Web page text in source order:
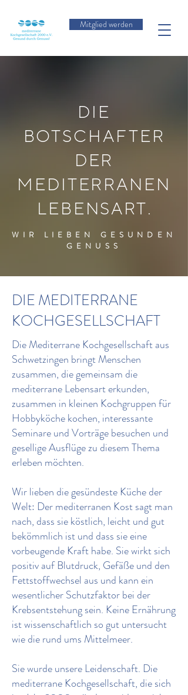
Mitglied werden
DIE
BOTSCHAFTER
DER
MEDITERRANEN
LEBENSART.
WIR LIEBEN GESUNDEN
GENUSS
DIE MEDITERRANE
KOCHGESELLSCHAFT
Die Mediterrane Kochgesellschaft aus
Schwetzingen bringt Menschen
zusammen, die gemeinsam die
mediterrane Lebensart erkunden,
zusammen in kleinen Kochgruppen für
Hobbyköche kochen, interessante
Seminare und Vorträge besuchen und
gesellige Ausflüge zu diesem Thema
erleben möchten.
Wir lieben die gesündeste Küche der
Welt: Der mediterranen Kost sagt man
nach, dass sie köstlich, leicht und gut
bekömmlich ist und dass sie eine
vorbeugende Kraft habe. Sie wirkt sich
positiv auf Blutdruck, Gefäße und den
Fettstoffwechsel aus und kann ein
wesentlicher Schutzfaktor bei der
Krebsentstehung sein. Keine Ernährung
ist wissenschaftlich so gut untersucht
wie die rund ums Mittelmeer.
Sie wurde unsere Leidenschaft. Die
mediterrane Kochgesellschaft, die sich